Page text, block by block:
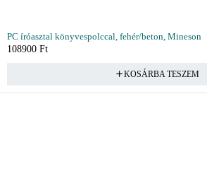
PC íróasztal könyvespolccal, fehér/beton, Mineson
108900 Ft
KOSÁRBA TESZEM